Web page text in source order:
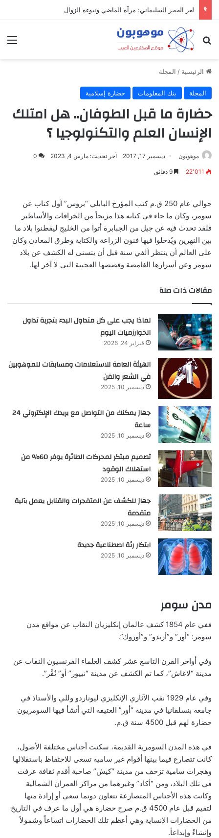
بحث عن
الرئيسية / المجلة
المجلة بنك المعلومات حضارة إسلامية
حضارة ما قبل الطوفان.. هل امتلك
الإنسان العلم والتكنولوجيا ؟
موهوبون ديسمبر 17, 2017 آخر تحديث: مارس 4, 2023 0
22٬011
حوالي عام 250 ق.م كتب المؤرخ البابلي “بروس” أول كتاب عن
سومر، وكان ما جاء في كتابه هذا مزيجاً من الخرافات والأساطير
فلقد تحدث فيه عن جيل من الجبابرة أتوا من الخليج ليقطنوا بلاد ما
بين النهرين ويُدخلوا فيها فنون الزراعة والكتابة وطرق المعادن وكان
على العالم أن ينتظر ألفي سنة قبل أن يتسنى له الكشف عن بلاد
سومر وعن أسرارها الغامضة وقصصها العجيبة التي لا آخر لها.
مقالات ذات صلة
لماذا يجب على كل متداول البدء بتجربة تداول
الخوارزميات اليوم
فبراير 24, 2026
الهيئة العامة للاستعلامات ومسابقات للموهوبين
في الشعر والفن
ديسمبر 10, 2025
جهاز يمكنك من التواصل مع بريدك الإلكتروني 24
ساعة
ديسمبر 10, 2025
تصميم مبتكر لمحركات الطائرة يوفر 60% من
استهلاك الوقود
ديسمبر 10, 2025
جهاز للكشف عن المتفجرات والقنابل يعمل بآلية
متقدمة
ديسمبر 10, 2025
ابتكار رئة اصطناعية جديدة
ديسمبر 10, 2025
مدن سومر
ففي عام 1854 كشف عالمان إنكليزيان النقاب عن مواقع مدن
سومر: “أور” و”أريدو” و”أوروك”.
وفي أواخر القرن التاسع عشر كشف العلماء الفرنسيون النقاب عن
مدينة “لاغاش”، كما تم الكشف عن مدينة “نييور” أو” نُفَّر”.
وفي عام 1929 نقب الآثاري الإنكليزي ليوناردو وللي والأستاذ في
جامعة بنسلفانيا في مدينة “أور” العتيقة التي أنشأ فيها السومريون
حضارة لهم قبل 4500 سنة ق.م.
في هذه المدن السومرية القديمة، سكنت أجناس مختلفة الأصول،
كانت تتصارع فيما بينها أقوام غير سامية تسعى للاحتفاظ باستقلالها
وهجرات سامية تزحف من مدينة “كيش” صاحبة أقدم ثقافة عرفت
في تلك البلاد، ومن “أكاد” وغيرهما من مراكز العمران الشمالية
وكانت هذه الأجناس المتصارعة تتعاون دونما سعي أو إرادة منها
لتقيم قبل عام 4500 ق.م صرح حضارة هي أول ما عرف في التاريخ
من الحضارات الإنساية وهي أعظم تلك الحضارات اتساعاً وشمولاً
وإنشاءً وإبداعاً.